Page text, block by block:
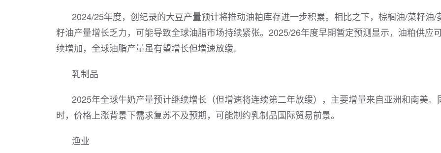
2024/25年度，创纪录的大豆产量预计将推动油粕库存进一步积累。相比之下，棕榈油/菜籽油/
籽油产量增长乏力，可能导致全球油脂市场持续紧张。2025/26年度早期暂定预测显示，油粕供应
续增加，全球油脂产量虽有望增长但增速放缓。
乳制品
2025年全球牛奶产量预计继续增长（但增速将连续第二年放缓），主要增量来自亚洲和南美。
时，价格上涨背景下需求复苏不及预期，可能制约乳制品国际贸易前景。
渔业